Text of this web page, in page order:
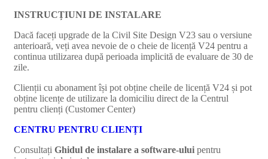
INSTRUCȚIUNI DE INSTALARE
Dacă faceți upgrade de la Civil Site Design V23 sau o versiune
anterioară, veți avea nevoie de o cheie de licență V24 pentru a
continua utilizarea după perioada implicită de evaluare de 30 de
zile.
Clienții cu abonament își pot obține cheile de licență V24 și pot
obține licențe de utilizare la domiciliu direct de la Centrul
pentru clienți (Customer Center)
CENTRU PENTRU CLIENȚI
Consultați Ghidul de instalare a software-ului pentru